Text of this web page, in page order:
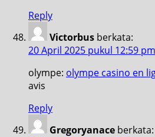
Reply
Victorbus berkata:
20 April 2025 pukul 12:59 pm
olympe: olympe casino en
avis
Reply
Gregoryanace berkata: